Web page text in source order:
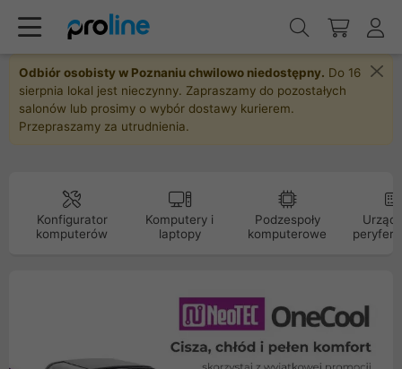
Odbiór osobisty w Poznaniu chwilowo niedostępny. Do 16
sierpnia lokal jest nieczynny. Zapraszamy do pozostałych
salonów lub prosimy o wybór dostawy kurierem.
Przepraszamy za utrudnienia.
Konfigurator
komputerów
Komputery i
laptopy
Podzespoły
komputerowe